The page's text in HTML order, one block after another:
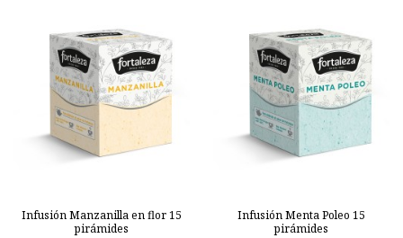
Infusión Manzanilla en flor 15
pirámides
Infusión Menta Poleo 15
pirámides